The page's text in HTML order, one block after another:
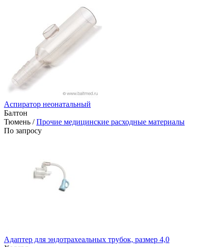
Аспиратор неонатальный
Балтон
Тюмень /Прочие медицинские расходные материалы
По запросу
Адаптер для эндотрахеальных трубок, размер 4,0